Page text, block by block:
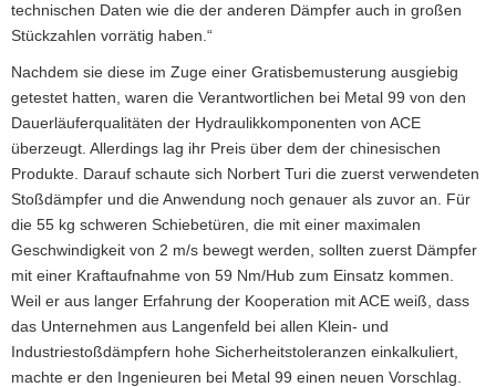
technischen Daten wie die der anderen Dämpfer auch in großen
Stückzahlen vorrätig haben.“
Nachdem sie diese im Zuge einer Gratisbemusterung ausgiebig
getestet hatten, waren die Verantwortlichen bei Metal 99 von den
Dauerläuferqualitäten der Hydraulikkomponenten von ACE
überzeugt. Allerdings lag ihr Preis über dem der chinesischen
Produkte. Darauf schaute sich Norbert Turi die zuerst verwendeten
Stoßdämpfer und die Anwendung noch genauer als zuvor an. Für
die 55 kg schweren Schiebetüren, die mit einer maximalen
Geschwindigkeit von 2 m/s bewegt werden, sollten zuerst Dämpfer
mit einer Kraftaufnahme von 59 Nm/Hub zum Einsatz kommen.
Weil er aus langer Erfahrung der Kooperation mit ACE weiß, dass
das Unternehmen aus Langenfeld bei allen Klein- und
Industriestoßdämpfern hohe Sicherheitstoleranzen einkalkuliert,
machte er den Ingenieuren bei Metal 99 einen neuen Vorschlag.